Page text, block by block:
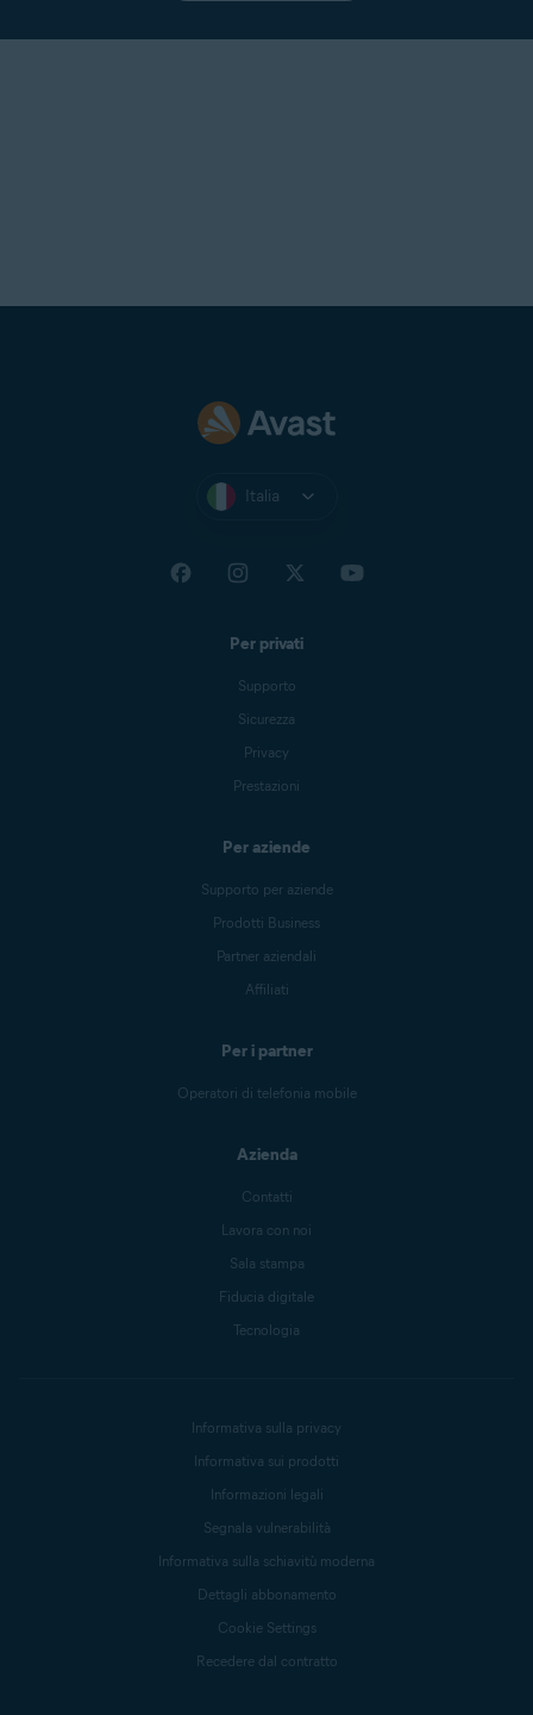
Italia
Per privati
Supporto
Sicurezza
Privacy
Prestazioni
Per aziende
Supporto per aziende
Prodotti Business
Partner aziendali
Affiliati
Per i partner
Operatori di telefonia mobile
Azienda
Contatti
Lavora con noi
Sala stampa
Fiducia digitale
Tecnologia
Informativa sulla privacy
Informativa sui prodotti
Informazioni legali
Segnala vulnerabilità
Informativa sulla schiavitù moderna
Dettagli abbonamento
Cookie Settings
Recedere dal contratto